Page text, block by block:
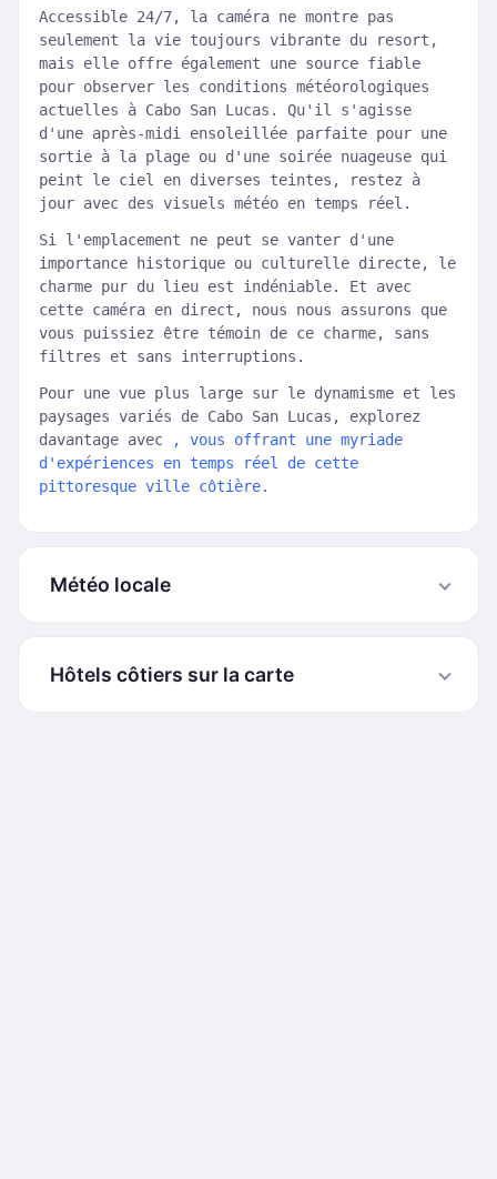
Accessible 24/7, la caméra ne montre pas
seulement la vie toujours vibrante du resort,
mais elle offre également une source fiable
pour observer les conditions météorologiques
actuelles à Cabo San Lucas. Qu'il s'agisse
d'une après-midi ensoleillée parfaite pour une
sortie à la plage ou d'une soirée nuageuse qui
peint le ciel en diverses teintes, restez à
jour avec des visuels météo en temps réel.
Si l'emplacement ne peut se vanter d'une
importance historique ou culturelle directe, le
charme pur du lieu est indéniable. Et avec
cette caméra en direct, nous nous assurons que
vous puissiez être témoin de ce charme, sans
filtres et sans interruptions.
Pour une vue plus large sur le dynamisme et les
paysages variés de Cabo San Lucas, explorez
davantage avec
, vous offrant une myriade
d'expériences en temps réel de cette
pittoresque ville côtière.
Météo locale
Hôtels côtiers sur la carte